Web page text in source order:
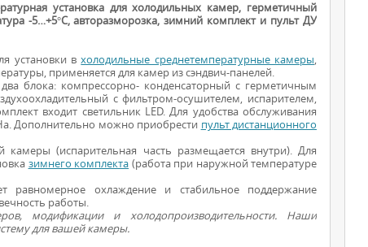
ХОЛОДИЛЬНЫЕ
УСТАНОВКИ
установка для холодильных камер, герметичный
-5…+5°С, авторазморозка, зимний комплект и пульт ДУ
установки вхолодильные среднетемпературные камеры,
применяется для камер из сэндвич-панелей.
блока: компрессорно- конденсаторный с герметичным
с фильтром-осушителем, испарителем,
входит светильник LED. Для удобства обслуживания
Дополнительно можно приобрести пульт дистанционного
(испарительная часть размещается внутри). Для
зимнего комплекта (работа при наружной температуре
равномерное охлаждение и стабильное поддержание
работы.
модификации и холодопроизводительности. Наши
для вашей камеры.